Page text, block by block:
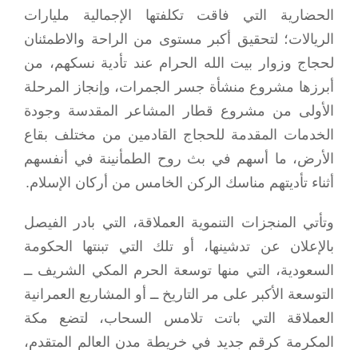
الحضارية التي فاقت تكلفتها الإجمالية مليارات
الريالات؛ لتحقيق أكبر مستوى من الراحة والاطمئنان
لحجاج وزوار بيت الله الحرام عند تأدية نسكهم، من
أبرزها مشروع منشأة جسر الجمرات، وإنجاز المرحلة
الأولى من مشروع قطار المشاعر المقدسة وجودة
الخدمات المقدمة للحجاج القادمين من مختلف بقاع
الأرض، ما أسهم في بث روح الطمأنينة في أنفسهم
أثناء تأديتهم مناسك الركن الخامس من أركان الإسلام.
وتأتي المنجزات التنموية العملاقة، التي بادر الفيصل
بالإعلان عن تدشينها، أو تلك التي تبنتها الحكومة
السعودية، التي منها توسعة الحرم المكي الشريف ــ
التوسعة الأكبر على مر التاريخ ــ أو المشاريع العمرانية
العملاقة التي باتت تلامس السحاب، لتضع مكة
المكرمة كرقم جديد في خريطة مدن العالم المتقدم،